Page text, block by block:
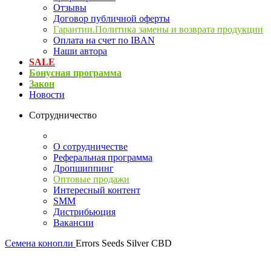
Отзывы
Договор публичной оферты
Гарантии.Политика замены и возврата продукции
Оплата на счет по IBAN
Наши автора
SALE
Бонусная программа
Закон
Новости
Сотрудничество
О сотрудничестве
Реферальная программа
Дропшиппинг
Оптовые продажи
Интересный контент
SMM
Дистрибьюция
Вакансии
Семена конопли Errors Seeds Silver CBD